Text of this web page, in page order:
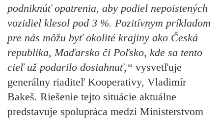
podniknúť opatrenia, aby podiel nepoistených
vozidiel klesol pod 3 %. Pozitívnym príkladom
pre nás môžu byť okolité krajiny ako Česká
republika, Maďarsko či Poľsko, kde sa tento
cieľ už podarilo dosiahnuť,“ vysvetľuje
generálny riaditeľ Kooperativy, Vladimír
Bakeš. Riešenie tejto situácie aktuálne
predstavuje spolupráca medzi Ministerstvom